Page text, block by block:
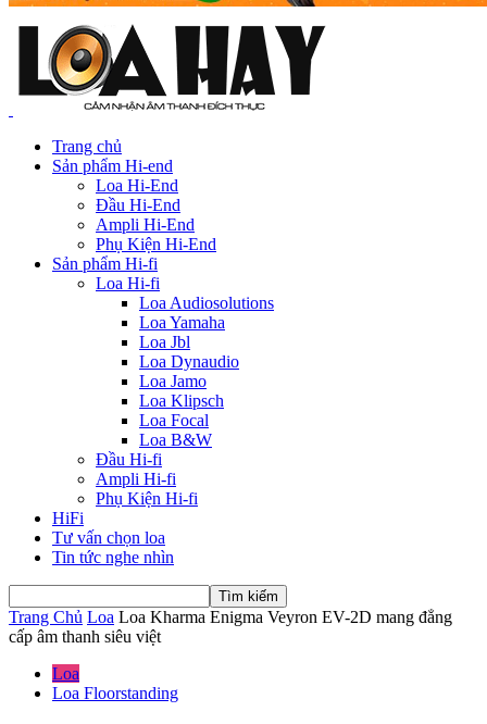
Trang chủ
Sản phẩm Hi-end
Loa Hi-End
Đầu Hi-End
Ampli Hi-End
Phụ Kiện Hi-End
Sản phẩm Hi-fi
Loa Hi-fi
Loa Audiosolutions
Loa Yamaha
Loa Jbl
Loa Dynaudio
Loa Jamo
Loa Klipsch
Loa Focal
Loa B&W
Đầu Hi-fi
Ampli Hi-fi
Phụ Kiện Hi-fi
HiFi
Tư vấn chọn loa
Tin tức nghe nhìn
Trang Chủ Loa Loa Kharma Enigma Veyron EV-2D mang đẳng
cấp âm thanh siêu việt
Loa
Loa Floorstanding